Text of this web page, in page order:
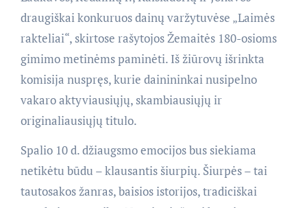
draugiškai konkuruos dainų varžytuvėse „Laimės
rakteliai“, skirtose rašytojos Žemaitės 180-osioms
gimimo metinėms paminėti. Iš žiūrovų išrinkta
komisija nuspręs, kurie dainininkai nusipelno
vakaro aktyviausiųjų, skambiausiųjų ir
originaliausiųjų titulo.
Spalio 10 d. džiaugsmo emocijos bus siekiama
netikėtu būdu – klausantis šiurpių. Šiurpės – tai
tautosakos žanras, baisios istorijos, tradiciškai